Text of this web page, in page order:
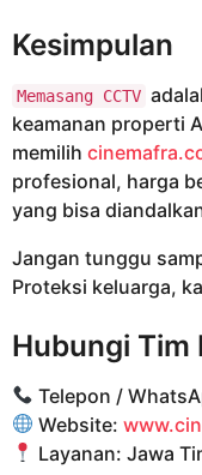
Kesimpulan
Memasang CCTV
keamanan properti
memilih
profesional, harga
yang bisa
Jangan tunggu
Proteksi keluarga,
Hubungi Tim
Telepon /
Website:
Layanan: Jawa